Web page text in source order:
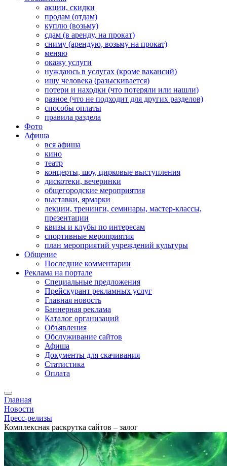
акции, скидки
продам (отдам)
куплю (возьму)
сдам (в аренду, на прокат)
сниму (арендую, возьму на прокат)
меняю
окажу услуги
нуждаюсь в услугах (кроме вакансий)
ищу человека (разыскивается)
потери и находки (что потеряли или нашли)
разное (что не подходит для других разделов)
способы оплаты
правила раздела
Фото
Афиша
вся афиша
кино
театр
концерты, шоу, цирковые выступления
дискотеки, вечеринки
общегородские мероприятия
выставки, ярмарки
лекции, тренинги, семинары, мастер-классы,
презентации
квизы и клубы по интересам
спортивные мероприятия
план мероприятий учреждений культуры
Общение
Последние комментарии
Реклама на портале
Специальные предложения
Прейскурант рекламных услуг
Главная новость
Баннерная реклама
Каталог организаций
Объявления
Обслуживание сайтов
Афиша
Документы для скачивания
Статистика
Оплата
Главная
Новости
Пресс-релизы
Комплексная раскрутка сайтов – залог